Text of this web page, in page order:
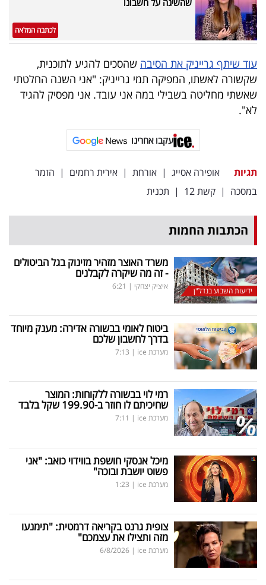
לכתבה המלאה
עוד שיתף גרייניק את הסיבה שהסכים להגיע לתוכנית,
שקשורה לאשתו, המפיקה תמי גרייניק: "אני השנה החלטתי
שאשתי מחליטה בשבילי במה אני עובד. אני מפסיק להגיד
לא".
עקבו אחרינו
תגיות אופירה אסייג | אורחת | אירית רחמים | הזמר
במסכה | קשת 12 | תכנית
הכתבות החמות
ידיעות השבוע בנדל"ן
משרד האוצר מזהיר מזינוק בגל הביטולים
- זה מה שיקרה לקבלנים
איציק יצחקי |
6:21
ביטוח לאומי בבשורה אדירה: מענק מיוחד
בדרך לחשבון שלכם
מערכת ice |
7:13
רמי לוי בבשורה ללקוחות: המוצר
שחיכיתם לו חוזר ב-199.90 שקל בלבד
מערכת ice |
7:11
מיכל אנסקי חושפת בווידוי כואב: "אני
פשוט יושבת ובוכה"
מערכת ice |
1:23
צופית גרנט בקריאה דרמטית: "תימנעו
מזה ותצילו את עצמכם"
מערכת ice |
6/8/2026